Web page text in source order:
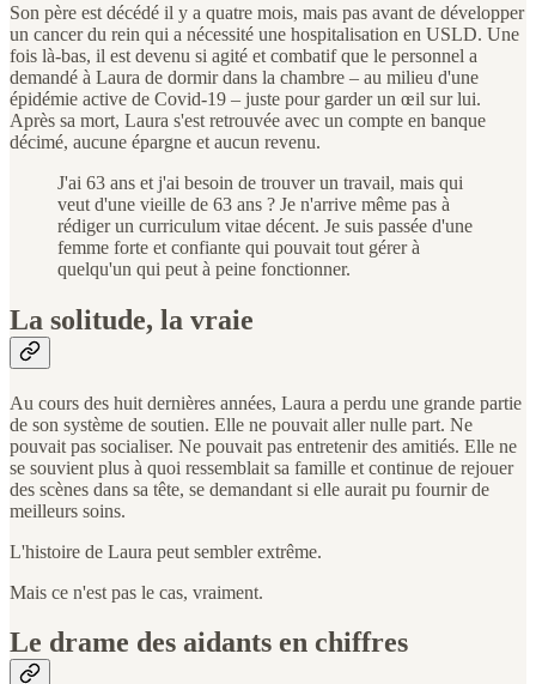
Son père est décédé il y a quatre mois, mais pas avant de développer
un cancer du rein qui a nécessité une hospitalisation en USLD. Une
fois là-bas, il est devenu si agité et combatif que le personnel a
demandé à Laura de dormir dans la chambre – au milieu d'une
épidémie active de Covid-19 – juste pour garder un œil sur lui.
Après sa mort, Laura s'est retrouvée avec un compte en banque
décimé, aucune épargne et aucun revenu.
J'ai 63 ans et j'ai besoin de trouver un travail, mais qui
veut d'une vieille de 63 ans ? Je n'arrive même pas à
rédiger un curriculum vitae décent. Je suis passée d'une
femme forte et confiante qui pouvait tout gérer à
quelqu'un qui peut à peine fonctionner.
La solitude, la vraie
Au cours des huit dernières années, Laura a perdu une grande partie
de son système de soutien. Elle ne pouvait aller nulle part. Ne
pouvait pas socialiser. Ne pouvait pas entretenir des amitiés. Elle ne
se souvient plus à quoi ressemblait sa famille et continue de rejouer
des scènes dans sa tête, se demandant si elle aurait pu fournir de
meilleurs soins.
L'histoire de Laura peut sembler extrême.
Mais ce n'est pas le cas, vraiment.
Le drame des aidants en chiffres